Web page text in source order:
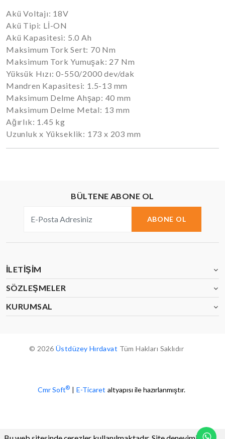
Akü Voltajı: 18V
Akü Tipi: Lİ-ON
Akü Kapasitesi: 5.0 Ah
Maksimum Tork Sert: 70 Nm
Maksimum Tork Yumuşak: 27 Nm
Yüksük Hızı: 0-550/2000 dev/dak
Mandren Kapasitesi: 1.5-13 mm
Maksimum Delme Ahşap: 40 mm
Maksimum Delme Metal: 13 mm
Ağırlık: 1.45 kg
Uzunluk x Yükseklik: 173 x 203 mm
BÜLTENE ABONE OL
ABONE OL
İLETIŞIM
SÖZLEŞMELER
KURUMSAL
© 2026 Üstdüzey Hırdavat Tüm Hakları Saklıdır
Cmr Soft® | E-Ticaret altyapısı ile hazırlanmıştır.